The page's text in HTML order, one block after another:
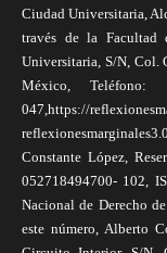
Ciudad Universitaria,
través de la Facultad
Universitaria, S/N, Col.
México, Teléfono:
047,https://
Constante López,
052718494700- 102,
Nacional de Derecho
este número, Alberto